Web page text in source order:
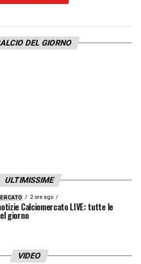
del cartellino,
in prestito al club
DEL GIORNO
ULTIMISSIME
2 ore ago
Calciomercato LIVE: tutte le
giorno
VIDEO